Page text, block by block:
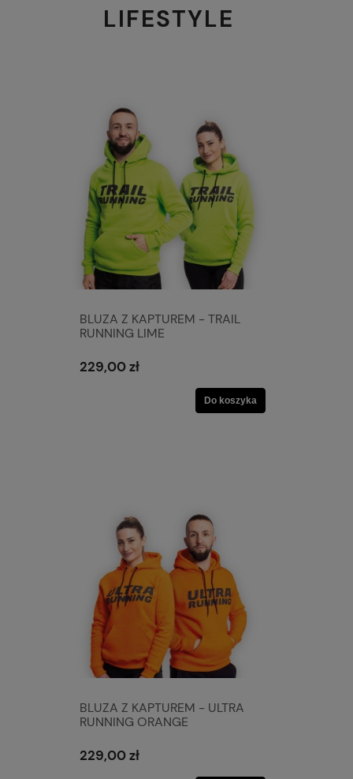
LIFESTYLE
BLUZA Z KAPTUREM - TRAIL
RUNNING LIME
229,00 zł
Do koszyka
BLUZA Z KAPTUREM - ULTRA
RUNNING ORANGE
229,00 zł